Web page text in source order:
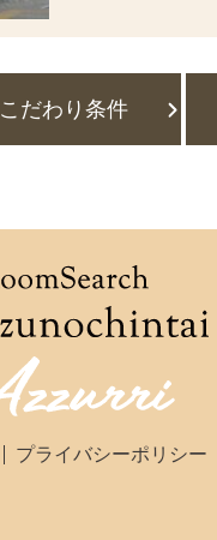
こだわり条件
プライバシーポリシー